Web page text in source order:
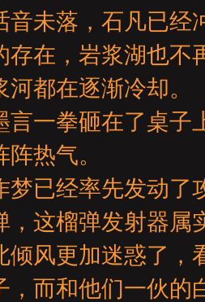
音未落，石凡已经
存在，岩浆湖也不
河都在逐渐冷却。
言一拳砸在了桌子
阵热气。
梦已经率先发动了
，这榴弹发射器属
倾风更加迷惑了，
，而和他们一伙的